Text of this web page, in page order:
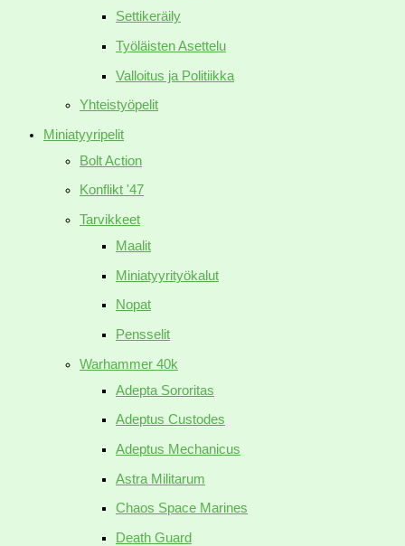
Settikeräily
Työläisten Asettelu
Valloitus ja Politiikka
Yhteistyöpelit
Miniatyyripelit
Bolt Action
Konflikt '47
Tarvikkeet
Maalit
Miniatyyrityökalut
Nopat
Pensselit
Warhammer 40k
Adepta Sororitas
Adeptus Custodes
Adeptus Mechanicus
Astra Militarum
Chaos Space Marines
Death Guard